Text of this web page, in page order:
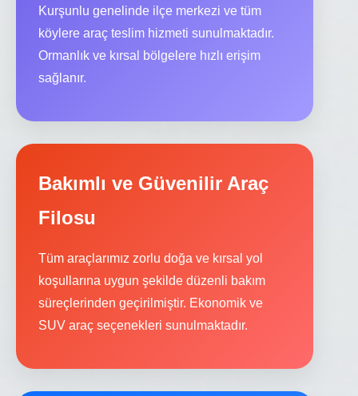
Kurşunlu genelinde ilçe merkezi ve tüm
köylere araç teslim hizmeti sunulmaktadır.
Ormanlık ve kırsal bölgelere hızlı erişim
sağlanır.
Bakımlı ve Güvenilir Araç
Filosu
Tüm araçlarımız zorlu doğa ve kırsal yol
koşullarına uygun şekilde düzenli bakım
süreçlerinden geçirilmiştir. Ekonomik ve
SUV araç seçenekleri sunulmaktadır.